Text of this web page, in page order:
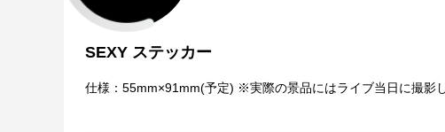
SEXY ステッカー
仕様：55mm×91mm(予定) ※実際の景品にはライブ当日に撮影